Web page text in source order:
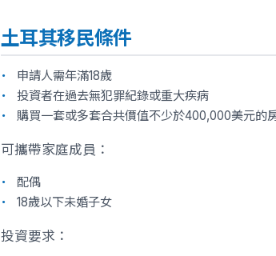
土耳其移民條件
申請人需年滿18歲
投資者在過去無犯罪紀錄或重大疾病
購買一套或多套合共價值不少於400,000美元的
可攜帶家庭成員：
配偶
18歲以下未婚子女
投資要求：